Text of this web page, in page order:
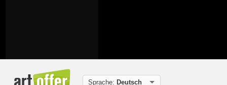
Sprache: Deutsch